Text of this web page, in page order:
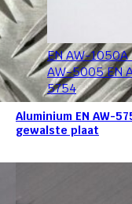
EN AW-1050A
AW-5005 EN
5754
Aluminium EN AW-
gewalste plaat